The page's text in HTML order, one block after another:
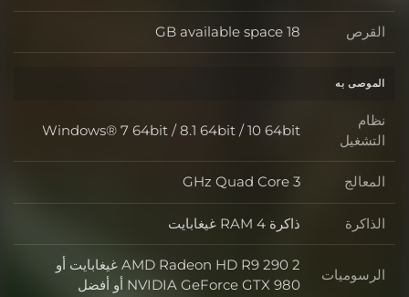
القرص القرص
18 GB available space
الموصى به
نظام
التشغيل
نظام التشغيل
Windows® 7 64bit / 8.1 64bit / 10 64bit
المعالج المعالج
3 GHz Quad Core
الذاكرة الذاكرة
ذاكرة RAM 4 غيغابايت
الرسوميات الرسوميات
AMD Radeon HD R9 290 2 غيغابايت أو
NVIDIA GeForce GTX 980 أو أفضل